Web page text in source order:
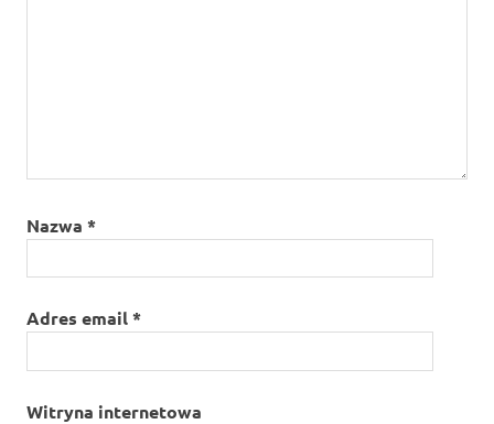
Nazwa *
Adres email*
Witryna internetowa